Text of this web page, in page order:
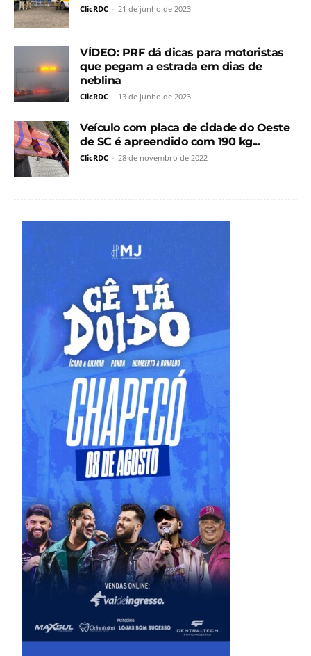
ClicRDC - 21 de junho de 2023
VÍDEO: PRF dá dicas para motoristas
que pegam a estrada em dias de
neblina
ClicRDC - 13 de junho de 2023
Veículo com placa de cidade do Oeste
de SC é apreendido com 190 kg...
ClicRDC - 28 de novembro de 2022